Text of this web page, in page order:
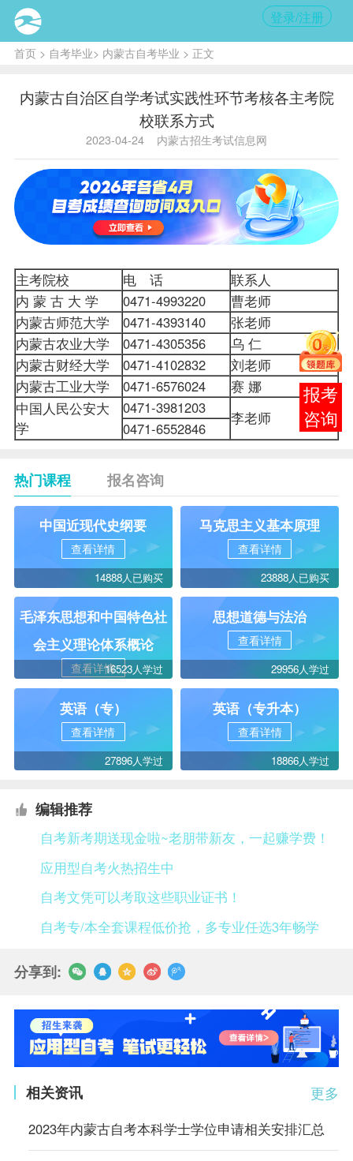
登录/注册
首页> 自考毕业> 内蒙古自考毕业 > 正文
内蒙古自治区自学考试实践性环节考核各主考院
校联系方式
2023-04-24 内蒙古招生考试信息网
主考院校 电 话
联系人
内 蒙 古 大 学
0471-4993220
曹老师
内蒙古师范大学
0471-4393140
张老师
内蒙古农业大学
0471-4305356
乌 仁
内蒙古财经大学
0471-4102832
刘老师
内蒙古工业大学
0471-6576024
赛 娜
中国人民公安大
学
0471-3981203
李老师
0471-6552846
热门课程 报名咨询
中国近现代史纲要
查看详情
14888人已购买
马克思主义基本原理
查看详情
23888人已购买
毛泽东思想和中国特色社
会主义理论体系概论
查看详情16523人学过
思想道德与法治
查看详情
29956人学过
英语（专）
查看详情
27896人学过
英语（专升本）
查看详情
18866人学过
编辑推荐
自考新考期送现金啦~老朋带新友，一起赚学费！
应用型自考火热招生中
自考文凭可以考取这些职业证书！
自考专/本全套课程低价抢，多专业任选3年畅学
分享到:
更多
相关资讯
2023年内蒙古自考本科学士学位申请相关安排汇总
在线
客服